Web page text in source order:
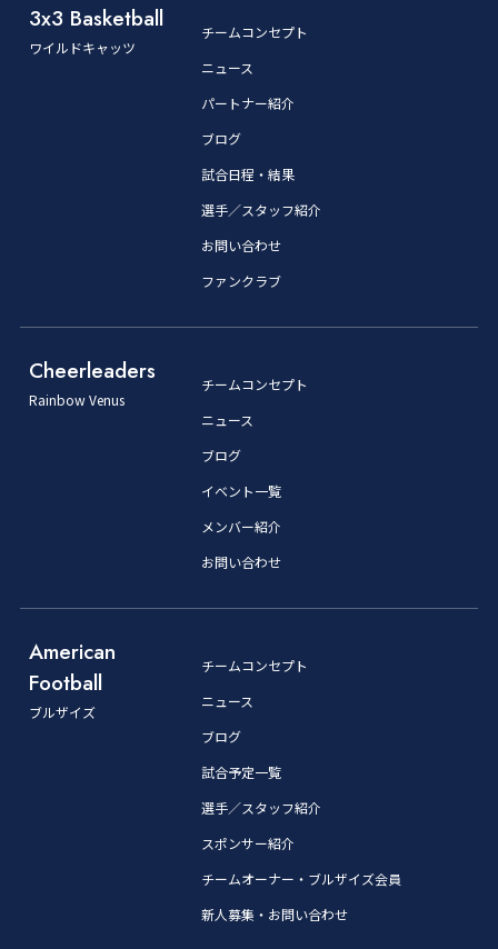
3x3 Basketball
ワイルドキャッツ
チームコンセプト
ニュース
パートナー紹介
ブログ
試合日程・結果
選手／スタッフ紹介
お問い合わせ
ファンクラブ
Cheerleaders
Rainbow Venus
チームコンセプト
ニュース
ブログ
イベント一覧
メンバー紹介
お問い合わせ
American
Football
ブルザイズ
チームコンセプト
ニュース
ブログ
試合予定一覧
選手／スタッフ紹介
スポンサー紹介
チームオーナー・ブルザイズ会員
新人募集・お問い合わせ